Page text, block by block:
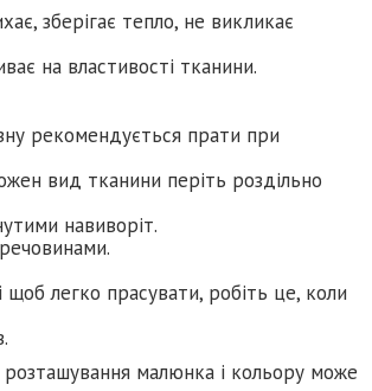
зберігає тепло, не викликає
на властивості тканини.
рекомендується прати при
вид тканини періть роздільно
навиворіт.
легко прасувати, робіть це, коли
малюнка і кольору може